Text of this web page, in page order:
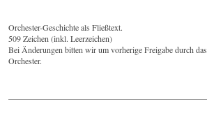
Orchester-Geschichte als Fließtext.
509 Zeichen (inkl. Leerzeichen)
Bei Änderungen bitten wir um vorherige Freigabe durch das
Orchester.